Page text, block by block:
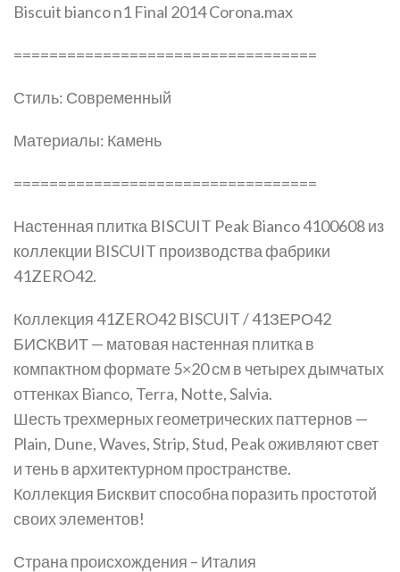
Biscuit bianco n1 Final 2014 Corona.max
==================================
Стиль: Современный
Материалы: Камень
==================================
Настенная плитка BISCUIT Peak Bianco 4100608 из
коллекции BISCUIT производства фабрики
41ZERO42.
Коллекция 41ZERO42 BISCUIT / 41ЗЕРО42
БИСКВИТ — матовая настенная плитка в
компактном формате 5×20 см в четырех дымчатых
оттенках Bianco, Terra, Notte, Salvia.
Шесть трехмерных геометрических паттернов —
Plain, Dune, Waves, Strip, Stud, Peak оживляют свет
и тень в архитектурном пространстве.
Коллекция Бисквит способна поразить простотой
своих элементов!
Страна происхождения – Италия